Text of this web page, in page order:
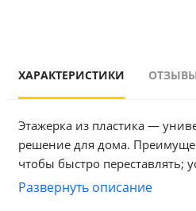
ХАРАКТЕРИСТИКИ
Этажерка из пластика —
решение для дома.
чтобы быстро переставлять;
солнечным лучам — подходит
Развернуть описание